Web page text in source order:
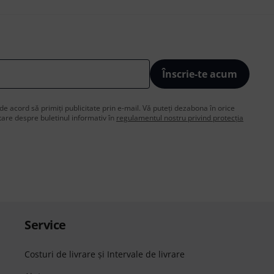
Înscrie-te acum
acord să primiți publicitate prin e-mail. Vă puteți dezabona în orice
despre buletinul informativ în regulamentul nostru privind protecția
Service
Costuri de livrare şi Intervale de livrare